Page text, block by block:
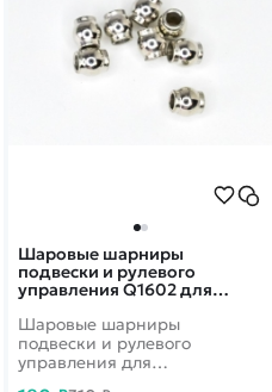
Шаровые шарниры
подвески и рулевого
управления Q1602 для
8шт, MJX-Q1602
Шаровые шарниры
подвески и рулевого
управления для